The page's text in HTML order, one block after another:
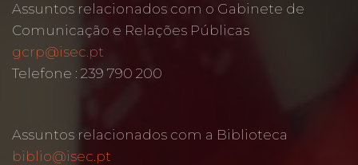
Assuntos relacionados com o Gabinete de
Comunicação e Relações Públicas
gcrp@isec.pt
Telefone : 239 790 200
Assuntos relacionados com a Biblioteca
biblio@isec.pt